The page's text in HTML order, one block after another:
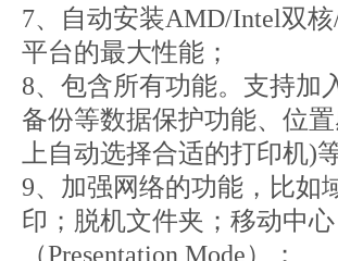
7、自动安装AMD/Intel双
平台的最大性能；
8、包含所有功能。支持加
备份等数据保护功能、位
上自动选择合适的打印机)
9、加强网络的功能，比如
印；脱机文件夹；移动中
（Presentation Mode）；